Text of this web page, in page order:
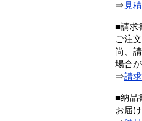
⇒ 見
■請求
ご注
尚、
場合
⇒請
■納品
お届